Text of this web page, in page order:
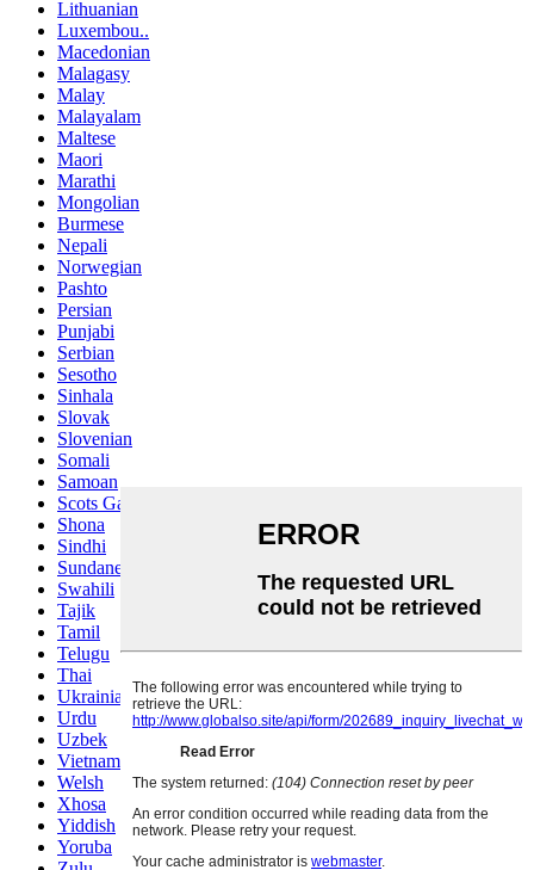
Lithuanian
Luxembou..
Macedonian
Malagasy
Malay
Malayalam
Maltese
Maori
Marathi
Mongolian
Burmese
Nepali
Norwegian
Pashto
Persian
Punjabi
Serbian
Sesotho
Sinhala
Slovak
Slovenian
Somali
Samoan
Scots Gaelic
Shona
Sindhi
Sundanese
Swahili
Tajik
Tamil
Telugu
Thai
Ukrainian
Urdu
Uzbek
Vietnamese
Welsh
Xhosa
Yiddish
Yoruba